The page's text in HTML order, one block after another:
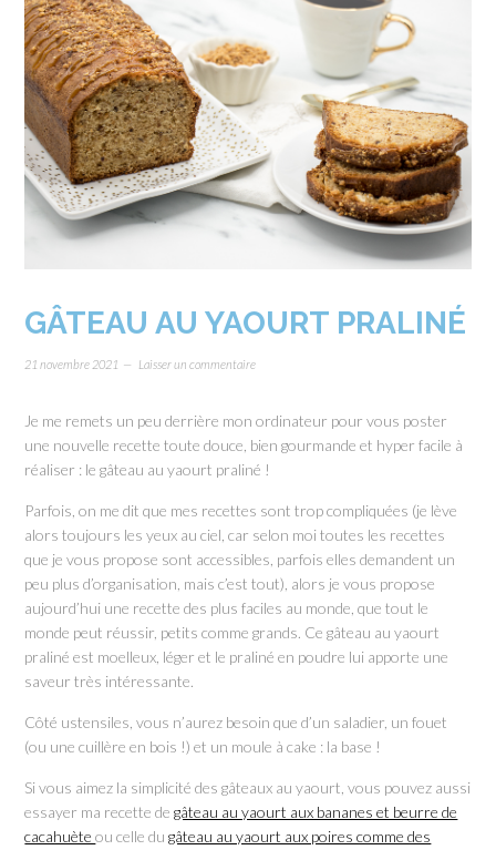
GÂTEAU AU YAOURT PRALINÉ
21 novembre 2021 Laisser un commentaire
Je me remets un peu derrière mon ordinateur pour vous poster
une nouvelle recette toute douce, bien gourmande et hyper facile à
réaliser : le gâteau au yaourt praliné !
Parfois, on me dit que mes recettes sont trop compliquées (je lève
alors toujours les yeux au ciel, car selon moi toutes les recettes
que je vous propose sont accessibles, parfois elles demandent un
peu plus d’organisation, mais c’est tout), alors je vous propose
aujourd’hui une recette des plus faciles au monde, que tout le
monde peut réussir, petits comme grands. Ce gâteau au yaourt
praliné est moelleux, léger et le praliné en poudre lui apporte une
saveur très intéressante.
Côté ustensiles, vous n’aurez besoin que d’un saladier, un fouet
(ou une cuillère en bois !) et un moule à cake : la base !
Si vous aimez la simplicité des gâteaux au yaourt, vous pouvez aussi
essayer ma recette degâteau au yaourt aux bananes et beurre de
cacahuèteou celle dugâteau au yaourt aux poires comme des